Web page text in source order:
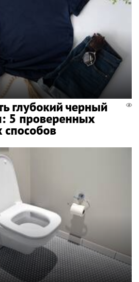
глубокий черный
5 проверенных
способов